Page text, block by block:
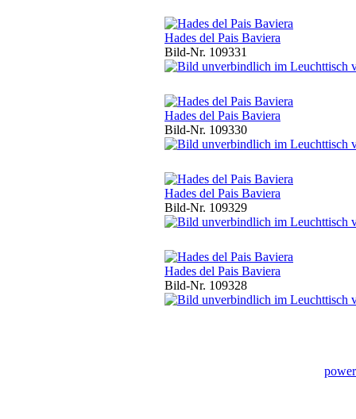
Hades del Pais Baviera
Bild-Nr. 109331
Hades del Pais Baviera
Bild-Nr. 109330
Hades del Pais Baviera
Bild-Nr. 109329
Hades del Pais Baviera
Bild-Nr. 109328